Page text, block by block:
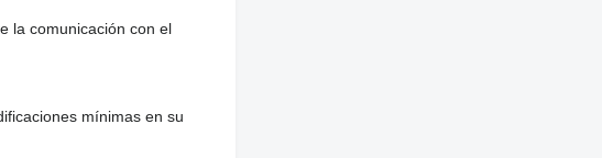
la comunicación con el
mínimas en su